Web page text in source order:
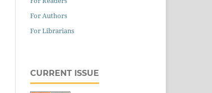
For Authors
For Librarians
CURRENT ISSUE